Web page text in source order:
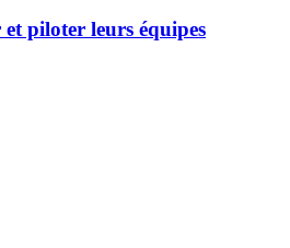
piloter leurs équipes